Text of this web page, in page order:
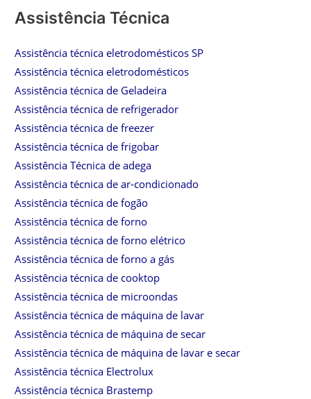
Assistência Técnica
Assistência técnica eletrodomésticos SP
Assistência técnica eletrodomésticos
Assistência técnica de Geladeira
Assistência técnica de refrigerador
Assistência técnica de freezer
Assistência técnica de frigobar
Assistência Técnica de adega
Assistência técnica de ar-condicionado
Assistência técnica de fogão
Assistência técnica de forno
Assistência técnica de forno elétrico
Assistência técnica de forno a gás
Assistência técnica de cooktop
Assistência técnica de microondas
Assistência técnica de máquina de lavar
Assistência técnica de máquina de secar
Assistência técnica de máquina de lavar e secar
Assistência técnica Electrolux
Assistência técnica Brastemp